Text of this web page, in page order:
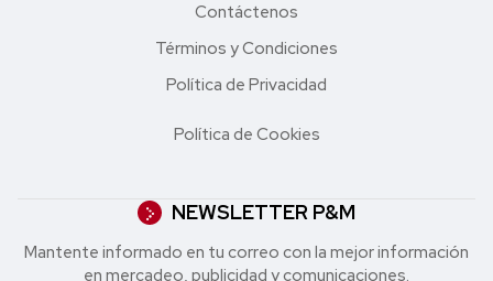
Contáctenos
Términos y Condiciones
Política de Privacidad
Política de Cookies
NEWSLETTER P&M
Mantente informado en tu correo con la mejor in formación
en mercadeo, publicidad y comunicaciones.